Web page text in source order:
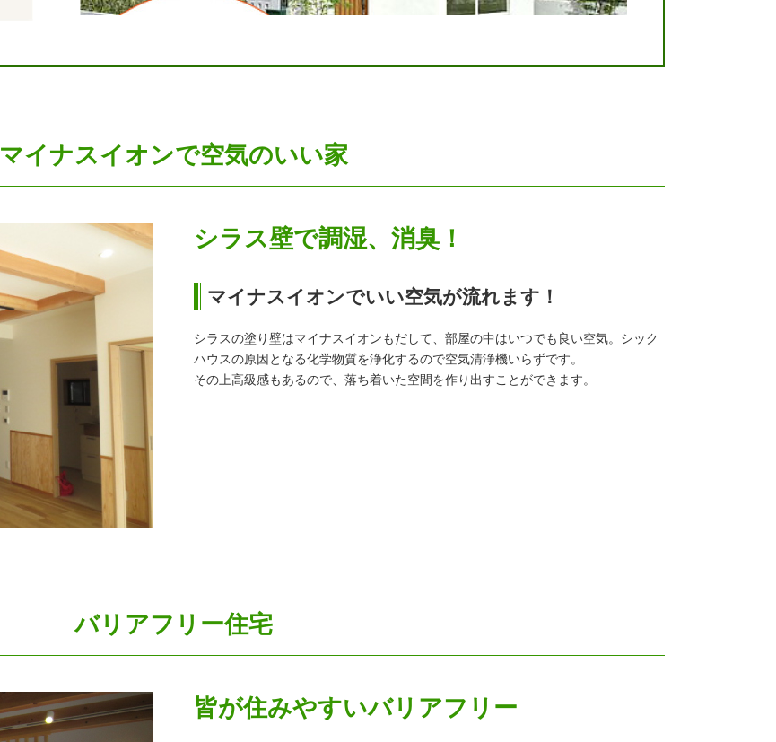
マイナスイオンで空気のいい家
シラス壁で調湿、消臭！
マイナスイオンでいい空気が流れます！
シラスの塗り壁はマイナスイオンもだして、部屋の中はいつでも良い空気。シック
ハウスの原因となる化学物質を浄化するので空気清浄機いらずです。
その上高級感もあるので、落ち着いた空間を作り出すことができます。
バリアフリー住宅
皆が住みやすいバリアフリー